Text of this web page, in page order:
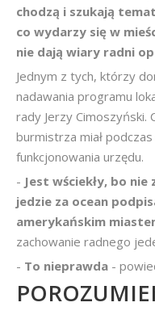
chodzą i szukają
co wydarzy się w
nie dają wiary radni
Jednym z tych, którzy
nadawania programu
rady Jerzy Cimoszyński.
burmistrza miał
funkcjonowania urzędu.
- Jest wściekły, bo nie
jedzie za ocean
amerykańskim
zachowanie radnego
- To nieprawda -